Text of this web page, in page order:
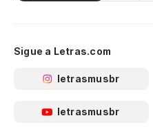
Sigue a Letras.com
letrasmusbr
letrasmusbr